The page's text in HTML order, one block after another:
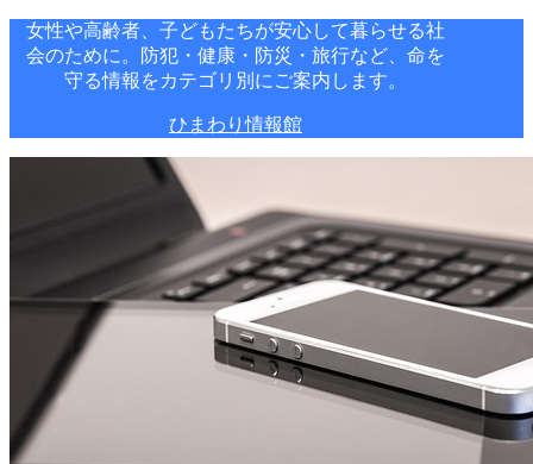
女性や高齢者、子どもたちが安心して暮らせる社
会のために。防犯・健康・防災・旅行など、命を
守る情報をカテゴリ別にご案内します。
ひまわり情報館